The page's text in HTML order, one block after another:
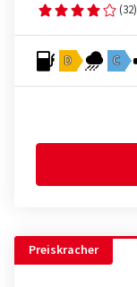
(32)
D C
Preiskracher